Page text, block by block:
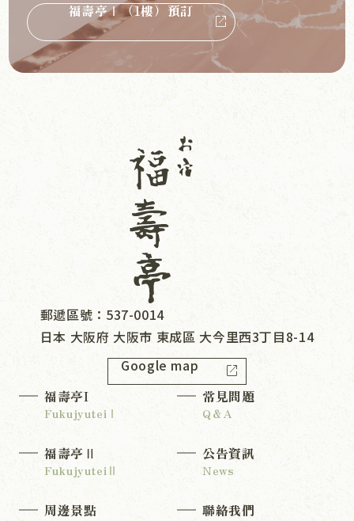
福壽亭Ⅰ（1樓）預訂
open_in_new
郵遞區號：537-0014
日本 大阪府 大阪市 東成區 大今里西3丁目8-14
Google map
open_in_new
福壽亭I
福壽亭Ⅱ
周邊景點
常見問題
公告資訊
聯絡我們